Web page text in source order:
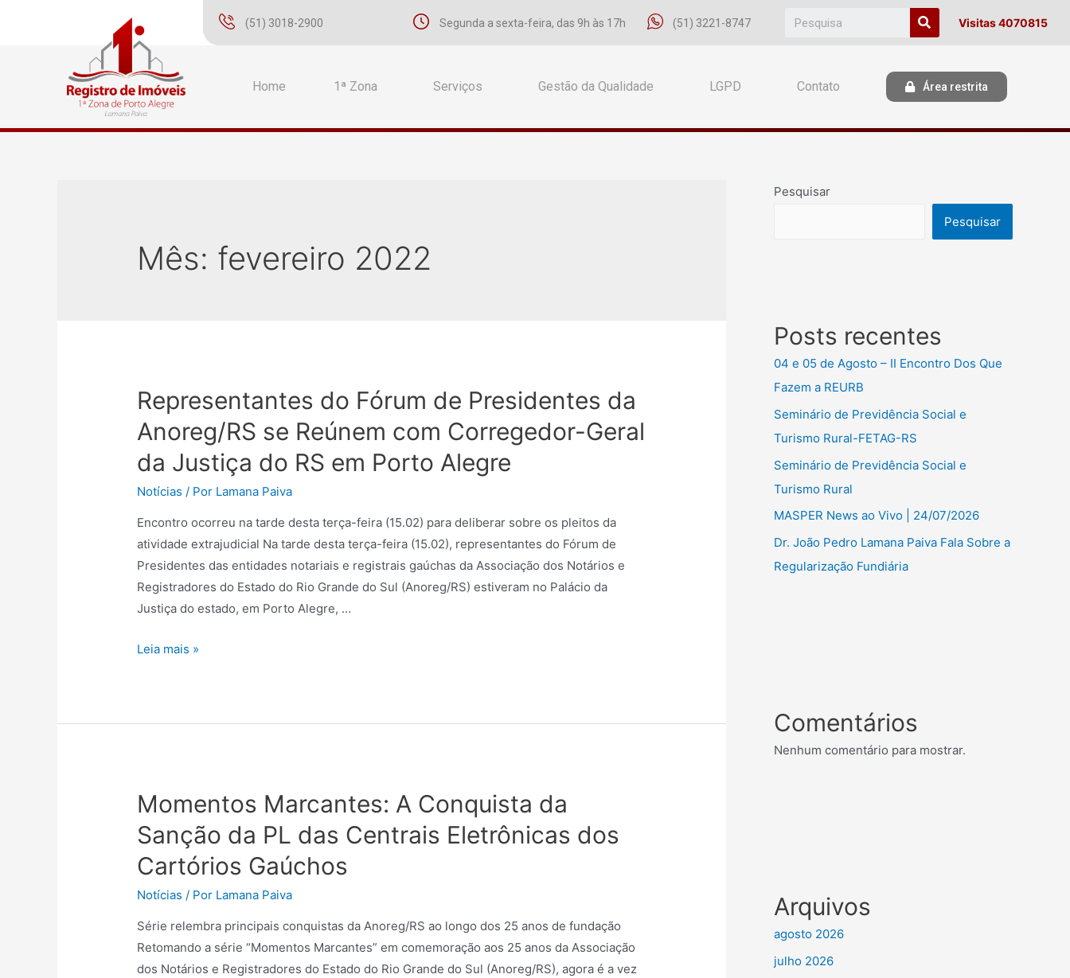
(51) 3018-2900 Segunda a sexta-feira, das 9h às 17h (51) 3221-8747 Visitas 4070815
Home 1ª Zona Serviços Gestão da Qualidade LGPD Contato Área restrita
Mês: fevereiro 2022
Representantes do Fórum de Presidentes da
Anoreg/RS se Reúnem com Corregedor-Geral
da Justiça do RS em Porto Alegre
Notícias / Por Lamana Paiva
Encontro ocorreu na tarde desta terça-feira (15.02) para deliberar sobre os pleitos da
atividade extrajudicial Na tarde desta terça-feira (15.02), representantes do Fórum de
Presidentes das entidades notariais e registrais gaúchas da Associação dos Notários e
Registradores do Estado do Rio Grande do Sul (Anoreg/RS) estiveram no Palácio da
Justiça do estado, em Porto Alegre, …
Leia mais »
Momentos Marcantes: A Conquista da
Sanção da PL das Centrais Eletrônicas dos
Cartórios Gaúchos
Notícias / Por Lamana Paiva
Série relembra principais conquistas da Anoreg/RS ao longo dos 25 anos de fundação
Retomando a série “Momentos Marcantes” em comemoração aos 25 anos da Associação
dos Notários e Registradores do Estado do Rio Grande do Sul (Anoreg/RS), agora é a vez
Pesquisar
Pesquisar
Posts recentes
04 e 05 de Agosto – II Encontro Dos Que
Fazem a REURB
Seminário de Previdência Social e
Turismo Rural-FETAG-RS
Seminário de Previdência Social e
Turismo Rural
MASPER News ao Vivo | 24/07/2026
Dr. João Pedro Lamana Paiva Fala Sobre a
Regularização Fundiária
Comentários
Nenhum comentário para mostrar.
Arquivos
agosto 2026
julho 2026